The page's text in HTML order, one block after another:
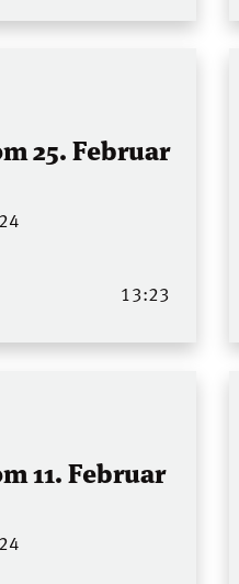
25. Februar
13:23
11. Februar